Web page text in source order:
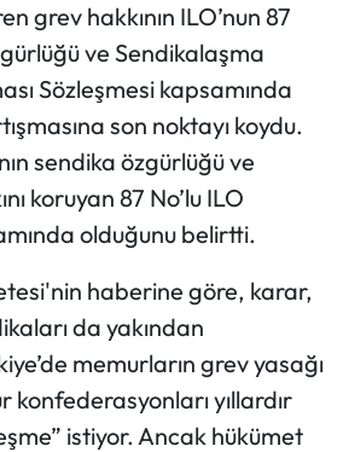
grev hakkının ILO’nun 87
ve Sendikalaşma
Sözleşmesi kapsamında
son noktayı koydu.
sendika özgürlüğü ve
koruyan 87 No’lu ILO
olduğunu belirtti.
haberine göre, karar,
da yakından
memurların grev yasağı
konfederasyonları yıllardır
istiyor. Ancak hükümet